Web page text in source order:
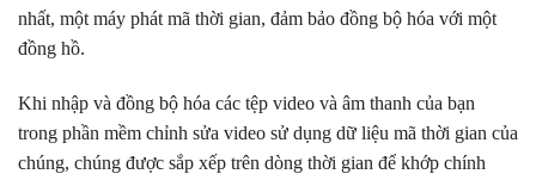
nhất, một máy phát mã thời gian, đảm bảo đồng bộ hóa với một
đồng hồ.
Khi nhập và đồng bộ hóa các tệp video và âm thanh của bạn
trong phần mềm chỉnh sửa video sử dụng dữ liệu mã thời gian của
chúng, chúng được sắp xếp trên dòng thời gian để khớp chính